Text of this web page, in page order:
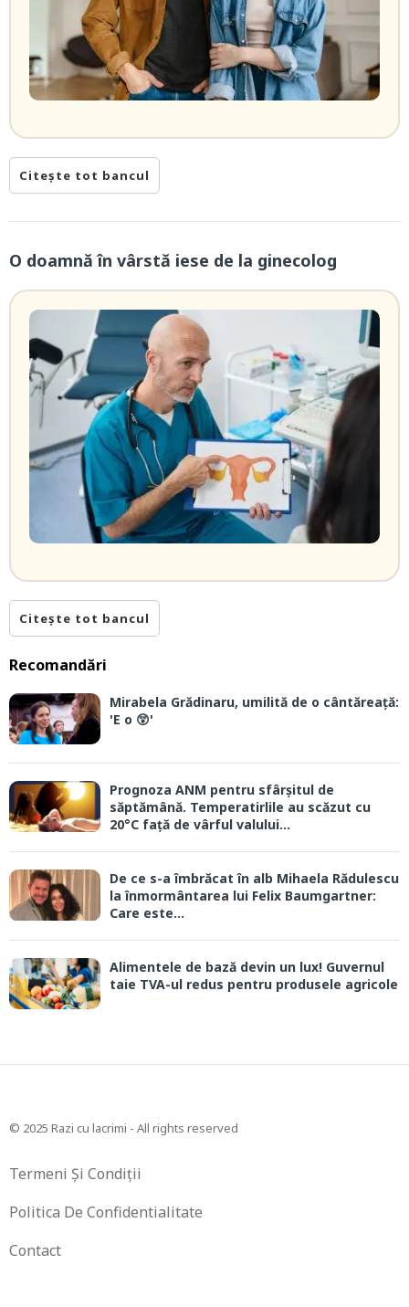
Citește tot bancul
O doamnă în vârstă iese de la ginecolog
Citește tot bancul
Recomandări
Mirabela Grădinaru, umilită de o cântăreață:
'E o 😲'
Prognoza ANM pentru sfârșitul de
săptămână. Temperatirlile au scăzut cu
20°C față de vârful valului...
De ce s-a îmbrăcat în alb Mihaela Rădulescu
la înmormântarea lui Felix Baumgartner:
Care este...
Alimentele de bază devin un lux! Guvernul
taie TVA-ul redus pentru produsele agricole
© 2025 Razi cu lacrimi - All rights reserved
Termeni Și Condiții
Politica De Confidentialitate
Contact